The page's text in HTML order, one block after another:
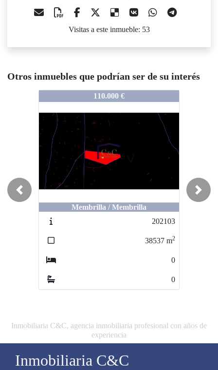
Visitas a este inmueble: 53
Otros inmuebles que podrían ser de su interés
110.000 €
Membrilla / Membrilla
202103
38537m2
202329
Membrilla / Membrilla
Previous Next
Inmobiliaria C&C, agencia inmobiliaria profesional con años de
experiencia
Inmobiliaria C&C